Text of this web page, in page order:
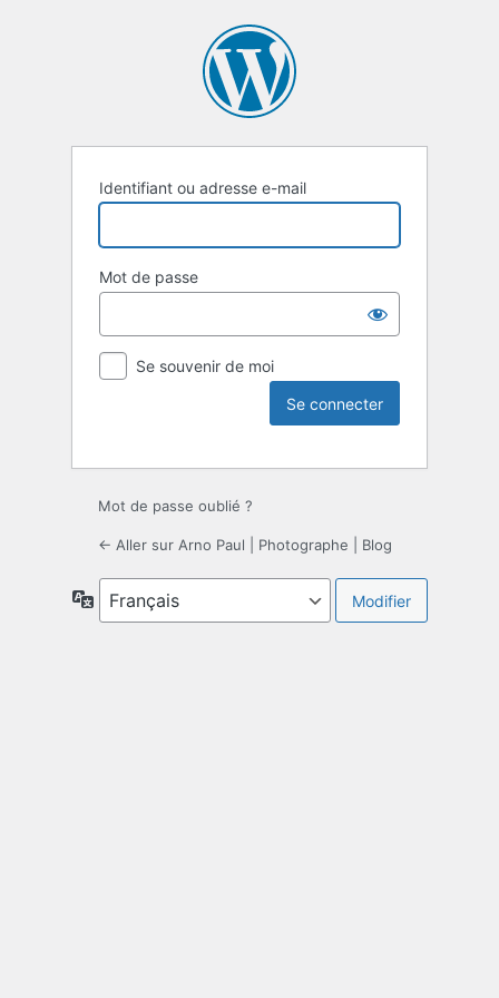
Identifiant ou adresse e-mail
Mot de passe
Se souvenir de moi
Mot de passe oublié ?
← Aller sur Arno Paul | Photographe | Blog
Langue